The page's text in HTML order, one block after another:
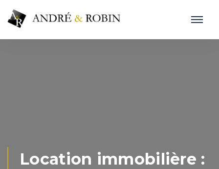
Location immobilière :